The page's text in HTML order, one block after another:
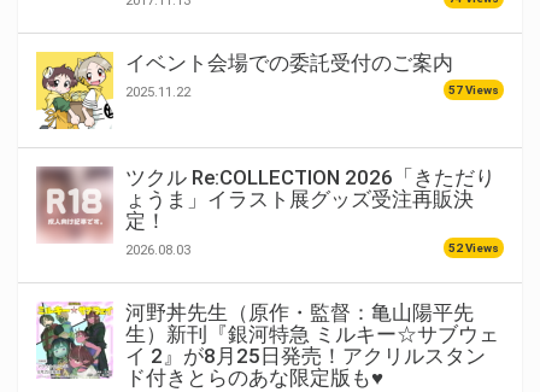
イベント会場での委託受付のご案内
2025.11.22 57 Views
ツクル Re:COLLECTION 2026「きただり
ょうま」イラスト展グッズ受注再販決
定！
2026.08.03 52 Views
河野丼先生（原作・監督：亀山陽平先
生）新刊『銀河特急 ミルキー☆サブウェ
イ 2』が8月25日発売！アクリルスタン
ド付きとらのあな限定版も♥